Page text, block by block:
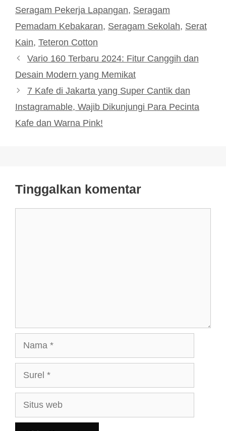
Seragam Pekerja Lapangan, Seragam
Pemadam Kebakaran, Seragam Sekolah, Serat
Kain, Teteron Cotton
Vario 160 Terbaru 2024: Fitur Canggih dan
Desain Modern yang Memikat
7 Kafe di Jakarta yang Super Cantik dan
Instagramable, Wajib Dikunjungi Para Pecinta
Kafe dan Warna Pink!
Tinggalkan komentar
Nama
Surel
Situs
web